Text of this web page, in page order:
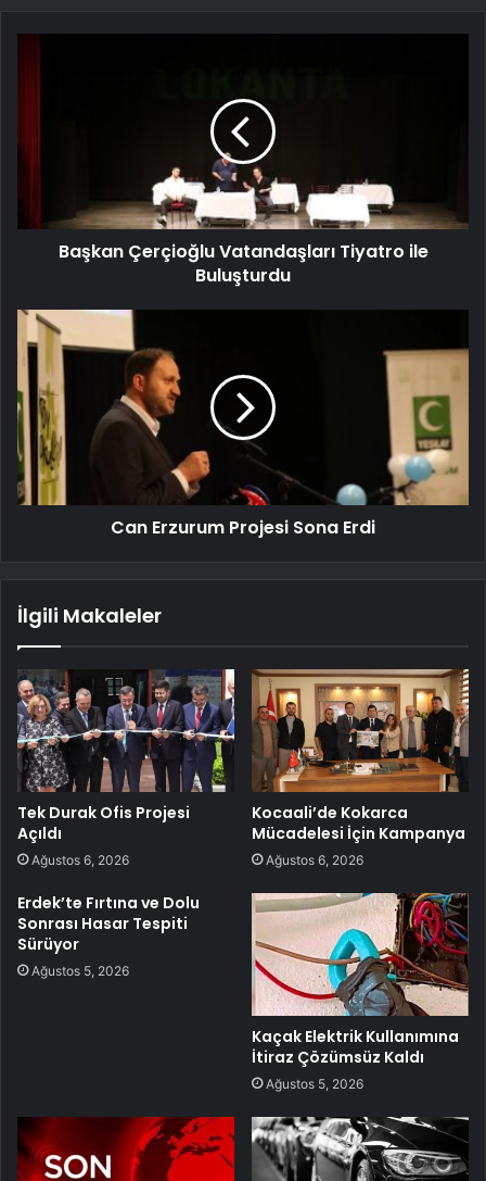
Başkan Çerçioğlu Vatandaşları Tiyatro ile
Buluşturdu
Can Erzurum Projesi Sona Erdi
İlgili Makaleler
Tek Durak Ofis Projesi
Açıldı
Ağustos 6, 2026
Kocaali’de Kokarca
Mücadelesi İçin Kampanya
Ağustos 6, 2026
Erdek’te Fırtına ve Dolu
Sonrası Hasar Tespiti
Sürüyor
Ağustos 5, 2026
Kaçak Elektrik Kullanımına
İtiraz Çözümsüz Kaldı
Ağustos 5, 2026